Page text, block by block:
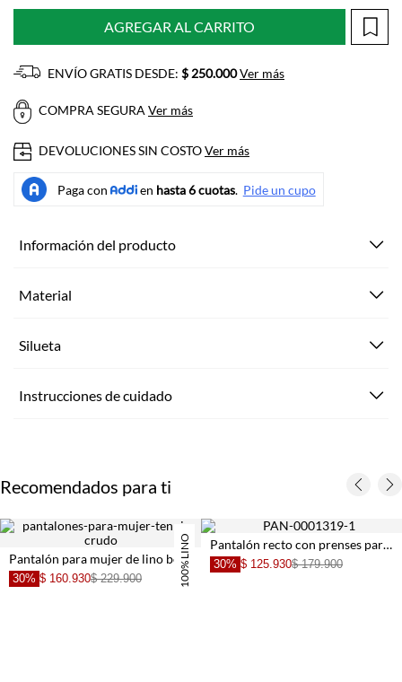
AGREGAR AL CARRITO
ENVÍO GRATIS DESDE: $ 250.000Ver más
COMPRA SEGURA Ver más
DEVOLUCIONES SIN COSTOVer más
Información del producto
Material
Silueta
Instrucciones de cuidado
Recomendados para ti
100% LINO
Pantalón para mujer de lino beige pierna ancha con pliegues frontales
30% $ 160.930$ 229.900
Pantalón recto con prenses para mujer
30% $ 125.930$ 179.900